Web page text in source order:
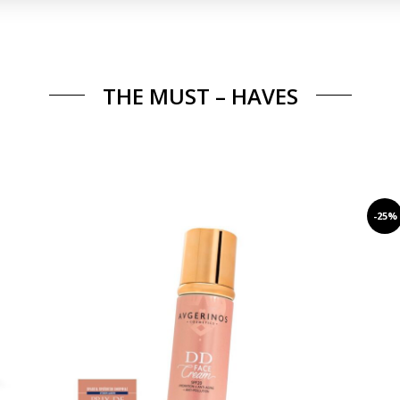
THE MUST – HAVES
-25%